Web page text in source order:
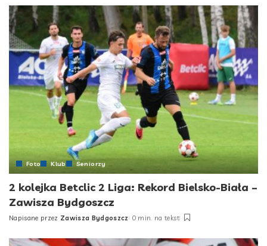
Foto Klub Seniorzy
2 kolejka Betclic 2 Liga: Rekord Bielsko-Biała –
Zawisza Bydgoszcz
Posted
Napisane przez Zawisza Bydgoszcz 0 min. na tekst